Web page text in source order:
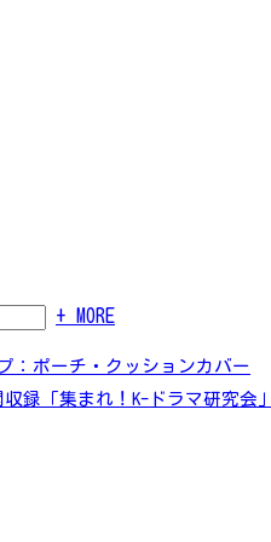
+ MORE
：ポーチ・クッションカバー
録「集まれ！K-ドラマ研究会